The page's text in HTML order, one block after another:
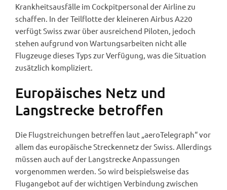
Krankheitsausfälle im Cockpitpersonal der Airline zu
schaffen. In der Teilflotte der kleineren Airbus A220
verfügt Swiss zwar über ausreichend Piloten, jedoch
stehen aufgrund von Wartungsarbeiten nicht alle
Flugzeuge dieses Typs zur Verfügung, was die Situation
zusätzlich kompliziert.
Europäisches Netz und
Langstrecke betroffen
Die Flugstreichungen betreffen laut „aeroTelegraph“ vor
allem das europäische Streckennetz der Swiss. Allerdings
müssen auch auf der Langstrecke Anpassungen
vorgenommen werden. So wird beispielsweise das
Flugangebot auf der wichtigen Verbindung zwischen